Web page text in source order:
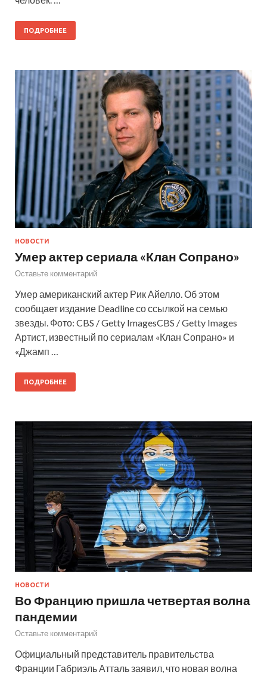
ПОДРОБНЕЕ
НОВОСТИ
Умер актер сериала «Клан Сопрано»
Оставьте комментарий
Умер американский актер Рик Айелло. Об этом
сообщает издание Deadline со ссылкой на семью
звезды. Фото: CBS / Getty ImagesCBS / Getty Images
Артист, известный по сериалам «Клан Сопрано» и
«Джамп …
ПОДРОБНЕЕ
НОВОСТИ
Во Францию пришла четвертая волна
пандемии
Оставьте комментарий
Официальный представитель правительства
Франции Габриэль Атталь заявил, что новая волна